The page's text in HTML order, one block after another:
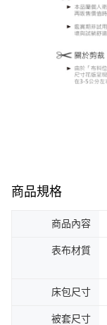
商品規格
商品內容
表布材質
床包尺寸
被套尺寸